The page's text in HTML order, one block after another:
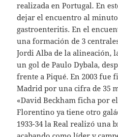
realizada en Portugal. En
dejar el encuentro al
gastroenteritis. En el
una formación de 3
Jordi Alba de la alineación,
un gol de Paulo Dybala,
frente a Piqué. En 2003 fue
Madrid por una cifra de 35
«David Beckham ficha por
Florentino ya tiene otro
1933-34 la Real realizó